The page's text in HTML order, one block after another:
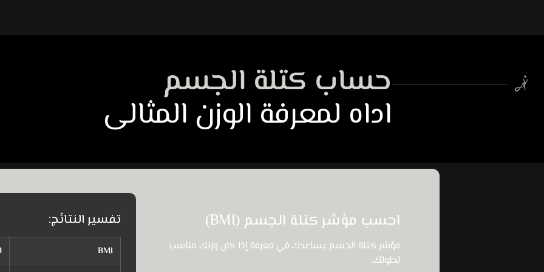
حساب كتلة الجسم
اداه لمعرفة الوزن المثالى
احسب مؤشر كتلة الجسم (BMI)
مؤشر كتلة الجسم يساعدك في معرفة إذا كان وزنك مناسب
لطولك.
تفسير النتائج:
BMI